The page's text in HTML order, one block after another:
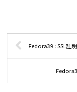
Fedora39 : SSL証